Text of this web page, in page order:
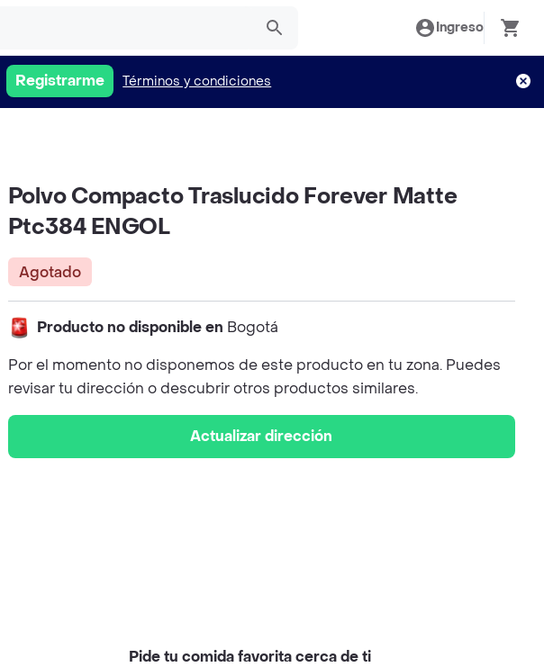
Ingreso
Registrarme Términos y condiciones
Polvo Compacto Traslucido Forever Matte
Ptc384 ENGOL
Agotado
Producto no disponible en Bogotá
Por el momento no disponemos de este producto en tu zona. Puedes
revisar tu dirección o descubrir otros productos similares.
Actualizar dirección
Pide tu comida favorita cerca de ti